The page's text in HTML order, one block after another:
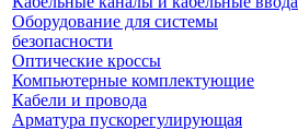
Оборудование для системы
безопасности
Оптические кроссы
Компьютерные комплектующие
Кабели и провода
Арматура пускорегулирующая